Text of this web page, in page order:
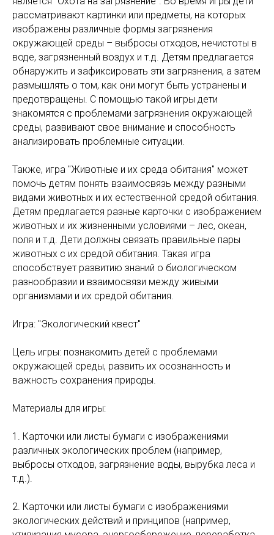
рассматривают картинки или предметы, на которых
изображены различные формы загрязнения
окружающей среды – выбросы отходов, нечистоты в
воде, загрязненный воздух и т.д. Детям предлагается
обнаружить и зафиксировать эти загрязнения, а затем
размышлять о том, как они могут быть устранены и
предотвращены. С помощью такой игры дети
знакомятся с проблемами загрязнения окружающей
среды, развивают свое внимание и способность
анализировать проблемные ситуации.
Также, игра "Животные и их среда обитания" может
помочь детям понять взаимосвязь между разными
видами животных и их естественной средой обитания.
Детям предлагается разные карточки с изображением
животных и их жизненными условиями – лес, океан,
поля и т.д. Дети должны связать правильные пары
животных с их средой обитания. Такая игра
способствует развитию знаний о биологическом
разнообразии и взаимосвязи между живыми
организмами и их средой обитания.
Игра: "Экологический квест"
Цель игры: познакомить детей с проблемами
окружающей среды, развить их осознанность и
важность сохранения природы.
Материалы для игры:
1. Карточки или листы бумаги с изображениями
различных экологических проблем (например,
выбросы отходов, загрязнение воды, вырубка леса и
т.д.).
2. Карточки или листы бумаги с изображениями
экологических действий и принципов (например,